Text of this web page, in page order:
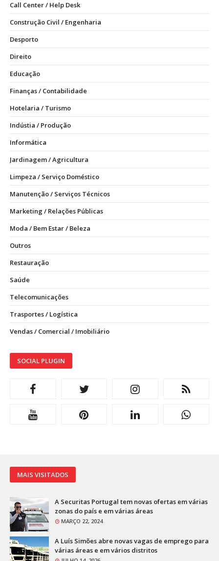
Call Center / Help Desk
Construção Civil / Engenharia
Desporto
Direito
Educação
Finanças / Contabilidade
Hotelaria / Turismo
Indústia / Produção
Informática
Jardinagem / Agricultura
Limpeza / Serviço Doméstico
Manutenção / Serviços Técnicos
Marketing / Relações Públicas
Moda / Bem Estar / Beleza
Outros
Restauração
Saúde
Telecomunicações
Trasportes / Logística
Vendas / Comercial / Imobiliário
SOCIAL PLUGIN
MAIS VISITADOS
A Securitas Portugal tem novas ofertas em várias
zonas do país e em várias áreas
MARÇO 22, 2024
A Luís Simões abre novas vagas de emprego para
várias áreas e em vários distritos